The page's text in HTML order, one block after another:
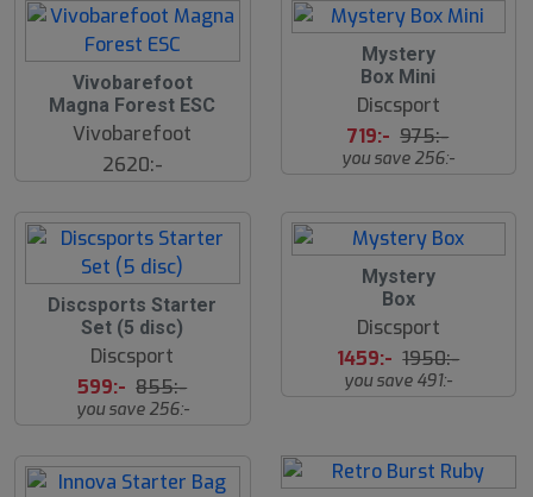
Vivobarefoot
Magna Forest ESC
Vivobarefoot
2620:-
Mystery
Box Mini
Discsport
719:- 975:-
you save 256:-
Discsports Starter
Set (5 disc)
Discsport
599:- 855:-
you save 256:-
Mystery
Box
Discsport
1459:- 1950:-
you save 491:-